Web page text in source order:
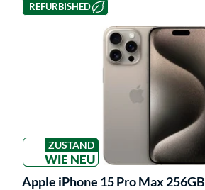
REFURBISHED
ZUSTAND
WIE NEU
Apple iPhone 15 Pro Max 256GB